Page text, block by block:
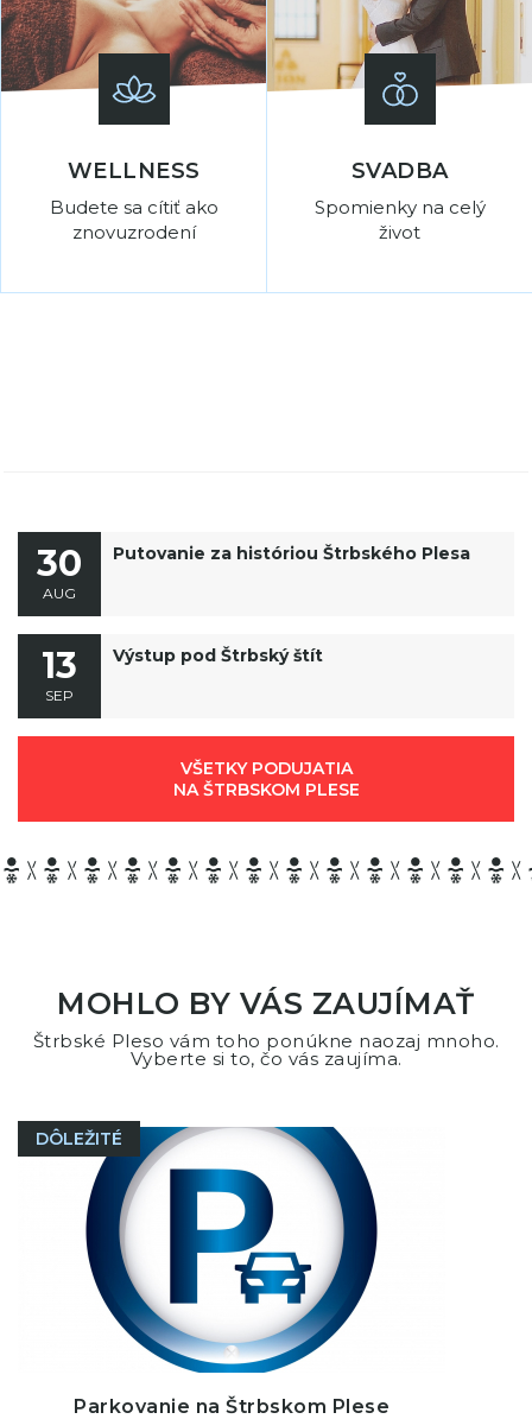
WELLNESS
Budete sa cítiť ako
znovuzrodení
SVADBA
Spomienky na celý
život
30
AUG
Putovanie za históriou Štrbského Plesa
13
SEP
Výstup pod Štrbský štít
VŠETKY PODUJATIA
NA ŠTRBSKOM PLESE
MOHLO BY VÁS ZAUJÍMAŤ
Štrbské Pleso vám toho ponúkne naozaj mnoho.
Vyberte si to, čo vás zaujíma.
DÔLEŽITÉ
Parkovanie na Štrbskom Plese